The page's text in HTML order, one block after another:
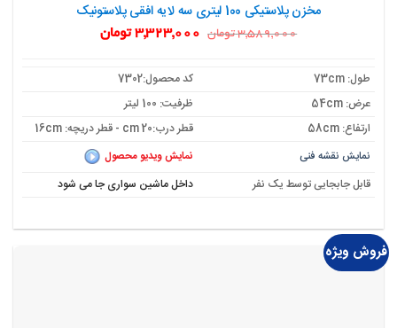
مخزن پلاستیکی 100 لیتری سه لایه افقی پلاستونیک
3,589,000 تومان قیمت
اصلی:
بود.
3,323,000 تومانقیمت
طول: 73cm
کد محصول:7302
عرض: 54cm
ظرفیت: 100 لیتر
ارتفاع: 58cm
قطر درب:20 cm - قطر دریچه: 16cm
نمایش نقشه فنی نمایش ویدیو محصول
قابل جابجایی توسط یک نفر داخل ماشین سواری جا می شود
فروش ویژه